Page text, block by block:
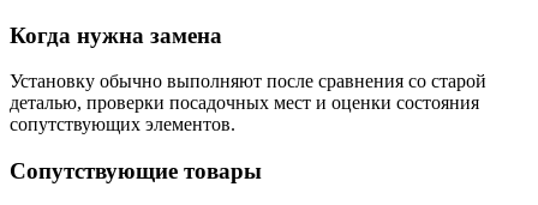
Когда нужна замена
Установку обычно выполняют после сравнения со старой
деталью, проверки посадочных мест и оценки состояния
сопутствующих элементов.
Сопутствующие товары